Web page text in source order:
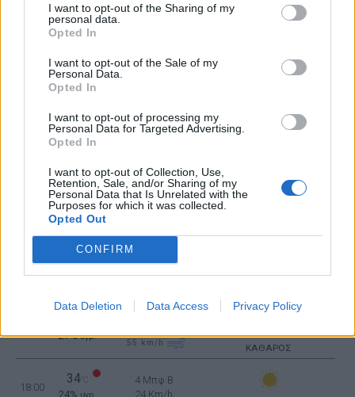
I want to opt-out of the Sharing of my
personal data.
Opted In
I want to opt-out of the Sale of my
Personal Data.
Opted In
I want to opt-out of processing my
Personal Data for Targeted Advertising.
Opted In
I want to opt-out of Collection, Use,
Retention, Sale, and/or Sharing of my
Personal Data that Is Unrelated with the
Purposes for which it was collected.
Opted Out
CONFIRM
Data Deletion Data Access Privacy Policy
ΚΑΘΑΡΟΣ
39%υγρ.
16 Km/h
ΚΑΘΑΡΟΣ
24 °C
48% υγρ.
3 Μπφ ΒΔ
16 Km/h
28°C
55%υγρ.
4 Μπφ B
24 Km/h
33°C
34%υγρ.
27%υγρ.
5 Μπφ B
55 km/h ΚΑΘΑΡΟΣ
18:00
34°C
24%
4 Μπφ B
24 Km/h